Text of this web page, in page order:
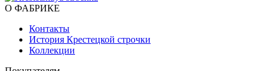
О ФАБРИКЕ
Контакты
История Крестецкой строчки
Коллекции